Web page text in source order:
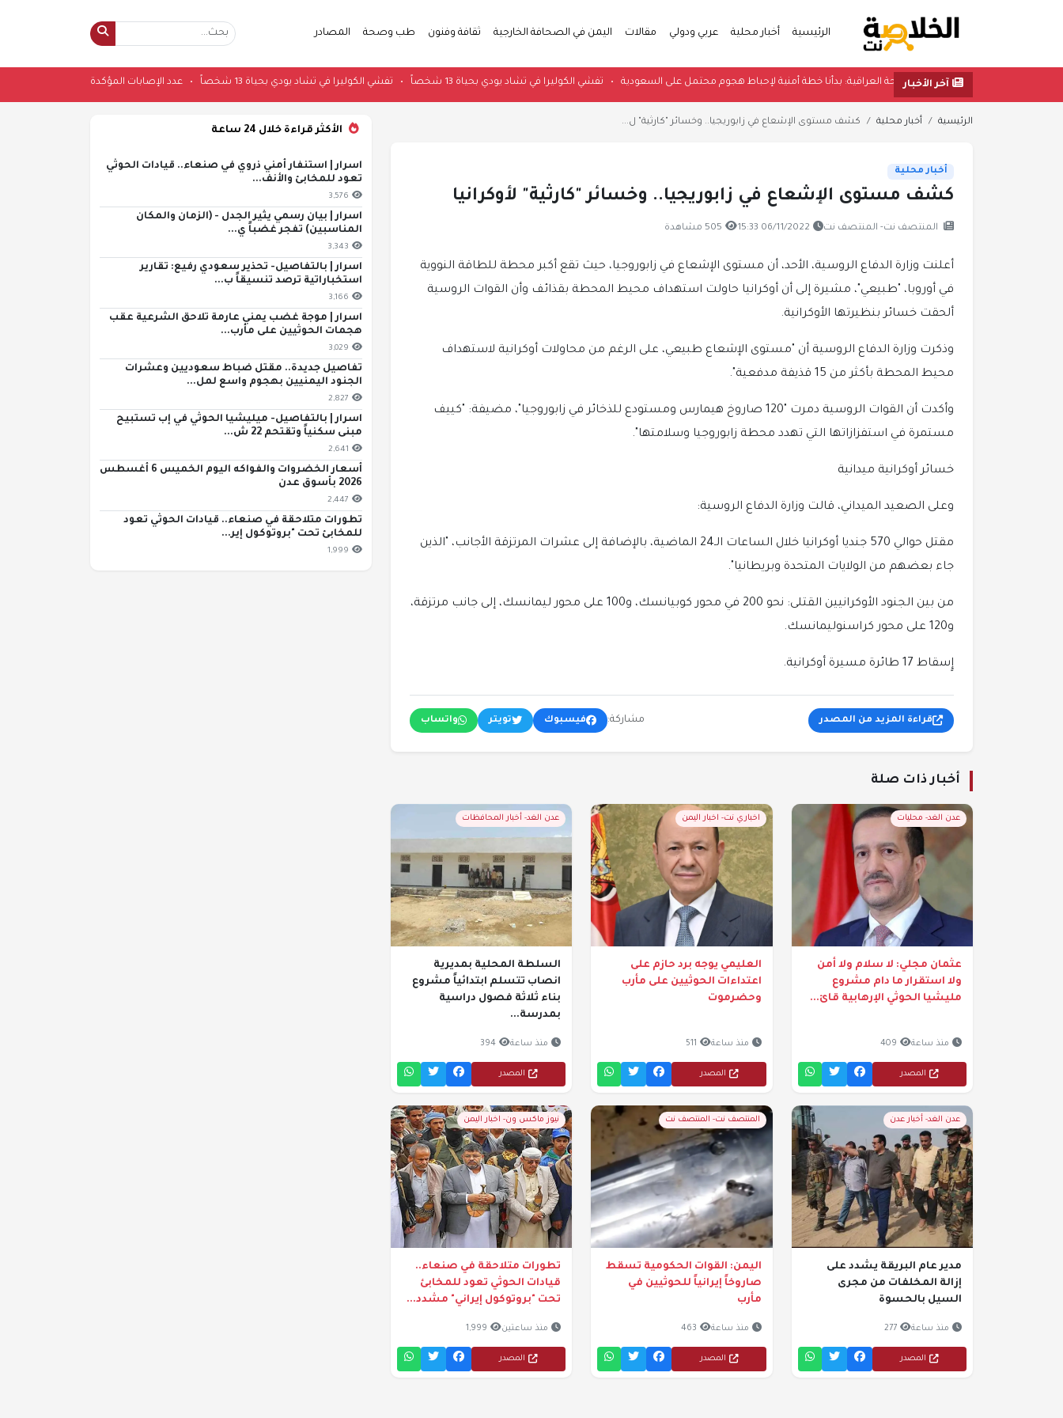
الرئيسية أخبار محلية عربي ودولي مقالات اليمن في الصحافة الخارجية ثقافة وفنون طب وصحة المصادر
آخر الأخبارالقوات المسلحة العراقية: بدأنا خطة أمنية لإحباط هجوم محتمل على السعودية•تفشي الكوليرا في تشاد يودي بحياة 13 شخصاً •تفشي الكوليرا في تشاد يودي بحياة 13 شخصاً •عدد الإصابات المؤكدة بـ"إيبولا" في الكونغو
الرئيسية أخبار محلية كشف مستوى الإشعاع في زابوريجيا.. وخسائر "كارثية" ل...
أخبار محلية
كشف مستوى الإشعاع في زابوريجيا.. وخسائر "كارثية" لأوكرانيا
المنتصف نت- المنتصف نت 06/11/2022 15:33 505 مشاهدة
أعلنت وزارة الدفاع الروسية، الأحد، أن مستوى الإشعاع في زابوروجيا، حيث تقع أكبر محطة للطاقة النووية
في أوروبا، "طبيعي"، مشيرة إلى أن أوكرانيا حاولت استهداف محيط المحطة بقذائف وأن القوات الروسية
ألحقت خسائر بنظيرتها الأوكرانية.
وذكرت وزارة الدفاع الروسية أن "مستوى الإشعاع طبيعي، على الرغم من محاولات أوكرانية لاستهداف
محيط المحطة بأكثر من 15 قذيفة مدفعية".
وأكدت أن القوات الروسية دمرت "120 صاروخ هيمارس ومستودع للذخائر في زابوروجيا"، مضيفة: "كييف
مستمرة في استفزازاتها التي تهدد محطة زابوروجيا وسلامتها".
خسائر أوكرانية ميدانية
وعلى الصعيد الميداني، قالت وزارة الدفاع الروسية:
مقتل حوالي 570 جنديا أوكرانيا خلال الساعات الـ24 الماضية، بالإضافة إلى عشرات المرتزقة الأجانب، "الذين
جاء بعضهم من الولايات المتحدة وبريطانيا".
من بين الجنود الأوكرانيين القتلى: نحو 200 في محور كوبيانسك، و100 على محور ليمانسك، إلى جانب مرتزقة،
و120 على محور كراسنوليمانسك.
إٍسقاط 17 طائرة مسيرة أوكرانية.
قراءة المزيد من المصدر مشاركة: فيسبوك تويتر واتساب
أخبار ذات صلة
عدن الغد- محليات
عثمان مجلي: لا سلام ولا أمن
ولا استقرار ما دام مشروع
مليشيا الحوثي الإرهابية قائ...
منذ ساعة 409
المصدر
اخباري نت- اخبار اليمن
العليمي يوجه برد حازم على
اعتداءات الحوثيين على مأرب
وحضرموت
منذ ساعة 511
المصدر
عدن الغد- أخبار المحافظات
السلطة المحلية بمديرية
انصاب تتسلم ابتدائياً مشروع
بناء ثلاثة فصول دراسية
بمدرسة...
منذ ساعة 394
المصدر
عدن الغد- أخبار عدن
مدير عام البريقة يشدد على
إزالة المخلفات من مجرى
السيل بالحسوة
منذ ساعة 277
المصدر
المنتصف نت- المنتصف نت
اليمن: القوات الحكومية تسقط
صاروخاً إيرانياً للحوثيين في
مأرب
منذ ساعة 463
المصدر
نيوز ماكس ون- اخبار اليمن
تطورات متلاحقة في صنعاء..
قيادات الحوثي تعود للمخابئ
تحت "بروتوكول إيراني" مشدد...
منذ ساعتين 1,999
المصدر
الأكثر قراءة خلال 24 ساعة
اسرار | استنفار أمني ذروي في صنعاء.. قيادات الحوثي
تعود للمخابئ والأنف...
3,576
اسرار | بيان رسمي يثير الجدل - (الزمان والمكان
المناسبين) تفجر غضباً ي...
3,343
اسرار | بالتفاصيل- تحذير سعودي رفيع: تقارير
استخباراتية ترصد تنسيقاً ب...
3,166
اسرار | موجة غضب يمني عارمة تلاحق الشرعية عقب
هجمات الحوثيين على مأرب...
3,029
تفاصيل جديدة.. مقتل ضباط سعوديين وعشرات
الجنود اليمنيين بهجوم واسع لمل...
2,827
اسرار | بالتفاصيل- ميليشيا الحوثي في إب تستبيح
مبنى سكنياً وتقتحم 22 ش...
2,641
أسعار الخضروات والفواكه اليوم الخميس 6 أغسطس
2026 بأسوق عدن
2,447
تطورات متلاحقة في صنعاء.. قيادات الحوثي تعود
للمخابئ تحت "بروتوكول إير...
1,999